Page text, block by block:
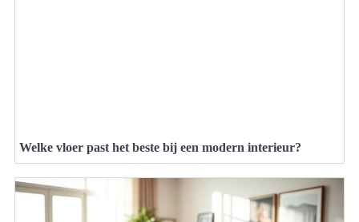
Welke vloer past het beste bij een modern interieur?